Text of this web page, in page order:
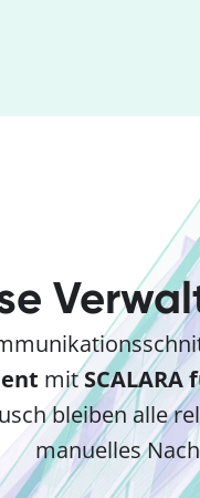
mit
bleiben alle
manuelles